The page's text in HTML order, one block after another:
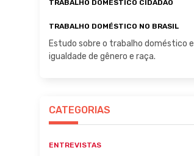
TRABALHO DOMÉSTICO CIDADÃO
TRABALHO DOMÉSTICO NO BRASIL
Estudo sobre o trabalho doméstico e
igualdade de gênero e raça.
CATEGORIAS
ENTREVISTAS